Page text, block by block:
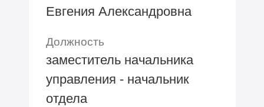
Евгения Александровна
Должность
заместитель начальника
управления - начальник
отдела